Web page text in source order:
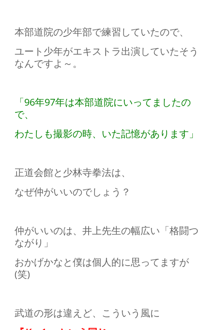
本部道院の少年部で練習していたので、
ユート少年がエキストラ出演していたそう
なんですよ～。
「96年97年は本部道院にいってましたの
で、
わたしも撮影の時、いた記憶があります」
正道会館と少林寺拳法は、
なぜ仲がいいのでしょう？
仲がいいのは、井上先生の幅広い「格闘つ
ながり」
おかげかなと僕は個人的に思ってますが
(笑)
武道の形は違えど、こういう風に